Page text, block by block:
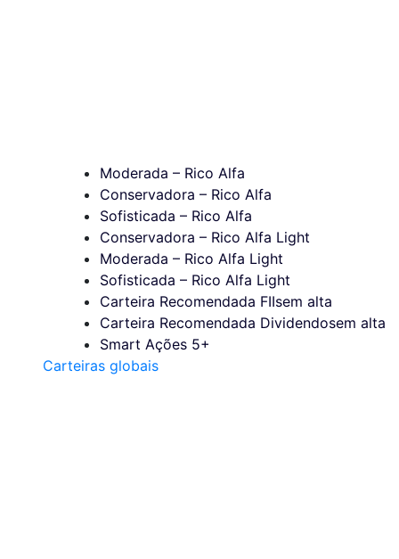
Moderada – Rico Alfa
Conservadora – Rico Alfa
Sofisticada – Rico Alfa
Conservadora – Rico Alfa Light
Moderada – Rico Alfa Light
Sofisticada – Rico Alfa Light
Carteira Recomendada FIIsem alta
Carteira Recomendada Dividendosem alta
Smart Ações 5+
Carteiras globais